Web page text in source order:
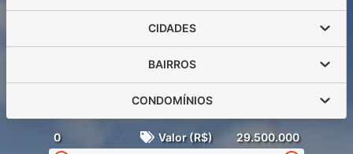
CIDADES
BAIRROS
CONDOMÍNIOS
0 Valor (R$) 29.500.000